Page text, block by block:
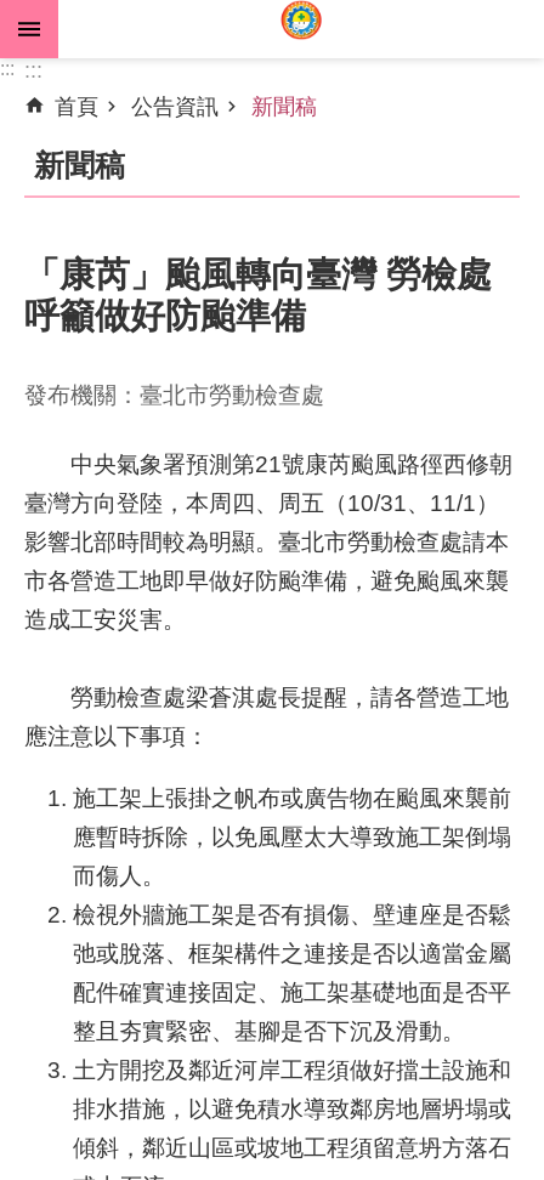
跳到主要內容區塊
進
搜
尋
公
訊
關
介
紹
務
線
服
絡
連
::: :::
首頁
公告資訊 新聞稿
新聞稿
「康芮」颱風轉向臺灣 勞檢處
呼籲做好防颱準備
發布機關：臺北市勞動檢查處
中央氣象署預測第21號康芮颱風路徑西修朝
臺灣方向登陸，本周四、周五（10/31、11/1）
影響北部時間較為明顯。臺北市勞動檢查處請本
市各營造工地即早做好防颱準備，避免颱風來襲
造成工安災害。
勞動檢查處梁蒼淇處長提醒，請各營造工地
應注意以下事項：
施工架上張掛之帆布或廣告物在颱風來襲前
應暫時拆除，以免風壓太大導致施工架倒塌
而傷人。
檢視外牆施工架是否有損傷、壁連座是否鬆
弛或脫落、框架構件之連接是否以適當金屬
配件確實連接固定、施工架基礎地面是否平
整且夯實緊密、基腳是否下沉及滑動。
土方開挖及鄰近河岸工程須做好擋土設施和
排水措施，以避免積水導致鄰房地層坍塌或
傾斜，鄰近山區或坡地工程須留意坍方落石